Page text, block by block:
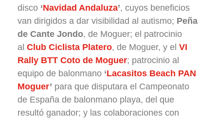
disco ‘Navidad Andaluza’, cuyos beneficios
van dirigidos a dar visibilidad al autismo; Peña
de Cante Jondo, de Moguer; el patrocinio
al Club Ciclista Platero, de Moguer, y el VI
Rally BTT Coto de Moguer; patrocinio al
equipo de balonmano ‘Lacasitos Beach PAN
Moguer’ para que disputara el Campeonato
de España de balonmano playa, del que
resultó ganador; y las colaboraciones con